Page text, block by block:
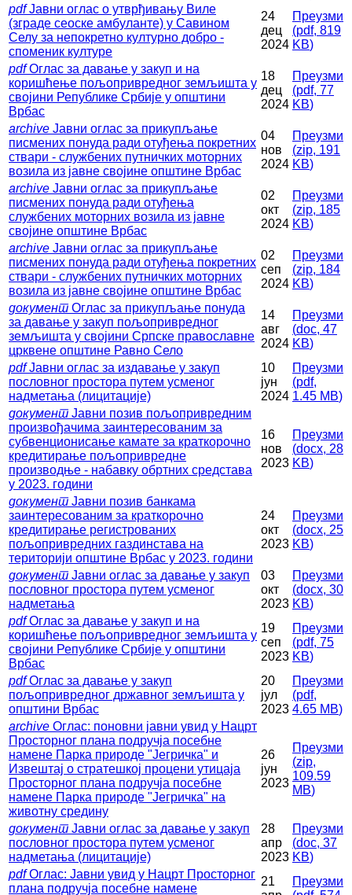
pdf Јавни оглас о утврђивању Виле
(зграде сеоске амбуланте) у Савином
Селу за непокретно културно добро -
споменик културе
24
дец
2024
Преузми
(pdf, 819
KB)
pdf Оглас за давање у закуп и на
коришћење пољопривредног земљишта у
својини Републике Србије у општини
Врбас
18
дец
2024
Преузми
(pdf, 77
KB)
archive Јавни оглас за прикупљање
писмених понуда ради отуђења покретних
ствари - службених путничких моторних
возила из јавне својине општине Врбас
04
нов
2024
Преузми
(zip, 191
KB)
archive Јавни оглас за прикупљање
писмених понуда ради отуђења
службених моторних возила из јавне
својине општине Врбас
02
окт
2024
Преузми
(zip, 185
KB)
archive Jавни оглас за прикупљање
писмених понуда ради отуђења покретних
ствари - службених путничких моторних
возила из јавне својине општине Врбас
02
сеп
2024
Преузми
(zip, 184
KB)
документ Оглас за прикупљање понуда
за давање у закуп пољопривредног
земљишта у својини Српске православне
црквене општине Равно Село
14
авг
2024
Преузми
(doc, 47
KB)
pdf Јавни оглас за издавање у закуп
пословног простора путем усменог
надметања (лицитације)
10
јун
2024
Преузми
(pdf,
1.45 MB)
документ Јавни позив пољопривредним
произвођачима заинтересованим за
субвенционисање камате за краткорочно
кредитирање пољопривредне
производње - набавку обртних средстава
у 2023. години
16
нов
2023
Преузми
(docx, 28
KB)
документ Јавни позив банкама
заинтересованим за краткорочно
кредитирање регистрованих
пољопривредних газдинстава на
територији општине Врбас у 2023. години
24
окт
2023
Преузми
(docx, 25
KB)
документ Јавни оглас за давање у закуп
пословног простора путем усменог
надметања
03
окт
2023
Преузми
(docx, 30
KB)
pdf Оглас за давање у закуп и на
коришћење пољопривредног земљишта у
својини Републике Србије у општини
Врбас
19
сеп
2023
Преузми
(pdf, 75
KB)
pdf Оглас за давање у закуп
пољопривредног државног земљишта у
општини Врбас
20
јул
2023
Преузми
(pdf,
4.65 MB)
archive Оглас: поновни јавни увид у Нацрт
Просторног плана подручја посебне
намене Парка природе "Јегричка" и
Извештај о стратешкој процени утицаја
Просторног плана подручја посебне
намене Парка природе "Јегричка" на
животну средину
26
јун
2023
Преузми
(zip,
109.59
MB)
документ Јавни оглас за давање у закуп
пословног простора путем усменог
надметања (лицитације)
28
апр
2023
Преузми
(doc, 37
KB)
pdf Оглас: Јавни увид у Нацрт Просторног
плана подручја посебне намене
21
Преузми